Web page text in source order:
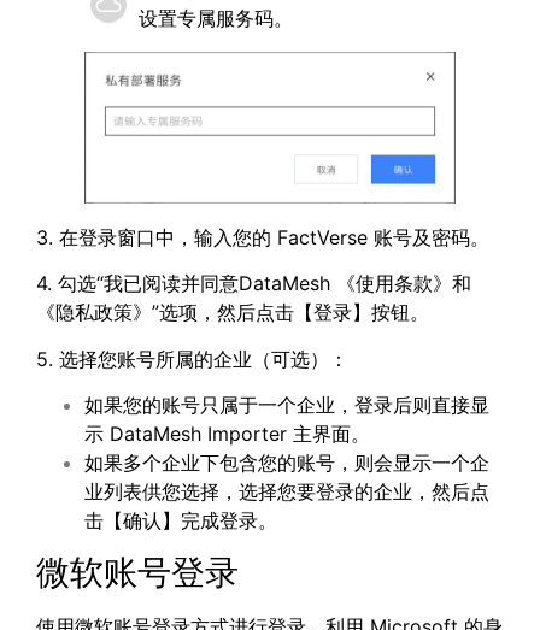
设置专属服务码。
3. 在登录窗口中，输入您的 FactVerse 账号及密码。
4. 勾选“我已阅读并同意DataMesh 《使用条款》和
《隐私政策》”选项，然后点击【登录】按钮。
5. 选择您账号所属的企业（可选）：
如果您的账号只属于一个企业，登录后则直接显
示 DataMesh Importer 主界面。
如果多个企业下包含您的账号，则会显示一个企
业列表供您选择，选择您要登录的企业，然后点
击【确认】完成登录。
微软账号登录